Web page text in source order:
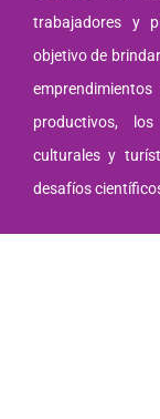
trabajadores y
objetivo de
productivos,
culturales y
desafíos